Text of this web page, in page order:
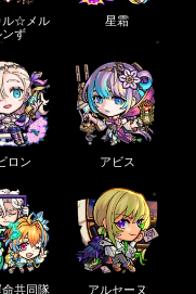
ル☆メル
ンず
星霜
ロン アビス
共同隊 アルセーヌ